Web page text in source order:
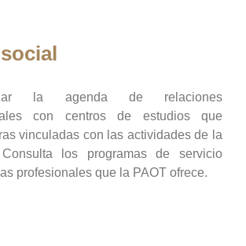
la agenda de relaciones
con centros de estudios que
vinculadas con las actividades de la
Consulta los programas de servicio
profesionales que la PAOT ofrece.